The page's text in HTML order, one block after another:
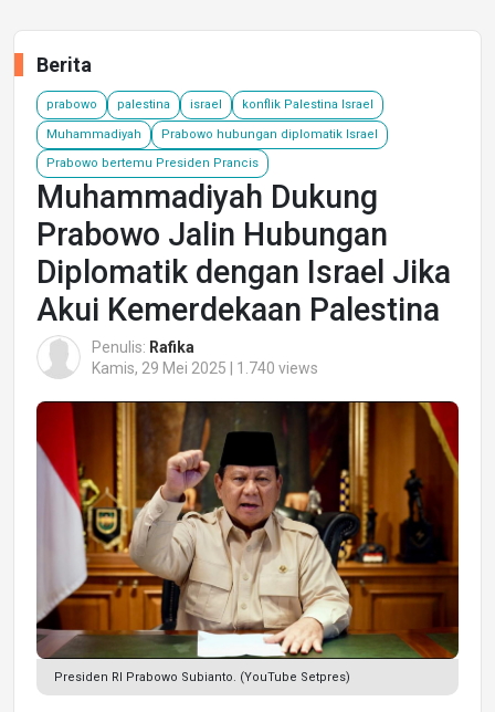
Berita
prabowo palestina israel konflik Palestina Israel
Muhammadiyah Prabowo hubungan diplomatik Israel
Prabowo bertemu Presiden Prancis
Muhammadiyah Dukung
Prabowo Jalin Hubungan
Diplomatik dengan Israel Jika
Akui Kemerdekaan Palestina
Penulis: Rafika
Kamis, 29 Mei 2025 | 1.740 views
Presiden RI Prabowo Subianto. (YouTube Setpres)